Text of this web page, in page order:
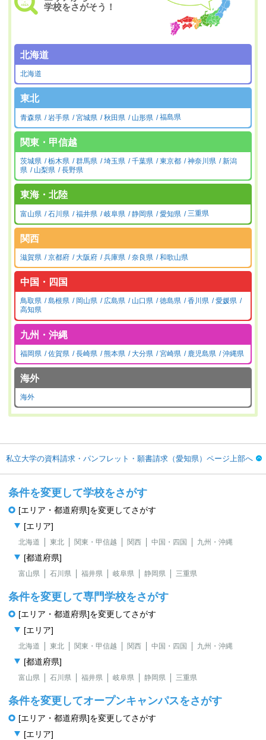
学校をさがそう！
北海道
北海道
東北
青森県 岩手県 宮城県 秋田県 山形県 福島県
関東・甲信越
茨城県 栃木県 群馬県 埼玉県 千葉県 東京都 神奈川県
新潟
県
山梨県 長野県
東海・北陸
富山県 石川県 福井県 岐阜県 静岡県 愛知県 三重県
関西
滋賀県 京都府 大阪府 兵庫県 奈良県 和歌山県
中国・四国
鳥取県 島根県 岡山県 広島県 山口県 徳島県 香川県
愛媛県
高知県
九州・沖縄
福岡県 佐賀県 長崎県 熊本県 大分県 宮崎県 鹿児島県 沖縄県
海外
海外
私立大学の資料請求・パンフレット・願書請求（愛知県）ページ上部へ
条件を変更して学校をさがす
[エリア・都道府県]を変更してさがす
[エリア]
北海道 東北 関東・甲信越 関西 中国・四国 九州・沖縄
[都道府県]
富山県 石川県 福井県 岐阜県 静岡県 三重県
条件を変更して専門学校をさがす
[エリア・都道府県]を変更してさがす
[エリア]
北海道 東北 関東・甲信越 関西 中国・四国 九州・沖縄
[都道府県]
富山県 石川県 福井県 岐阜県 静岡県 三重県
条件を変更してオープンキャンパスをさがす
[エリア・都道府県]を変更してさがす
[エリア]